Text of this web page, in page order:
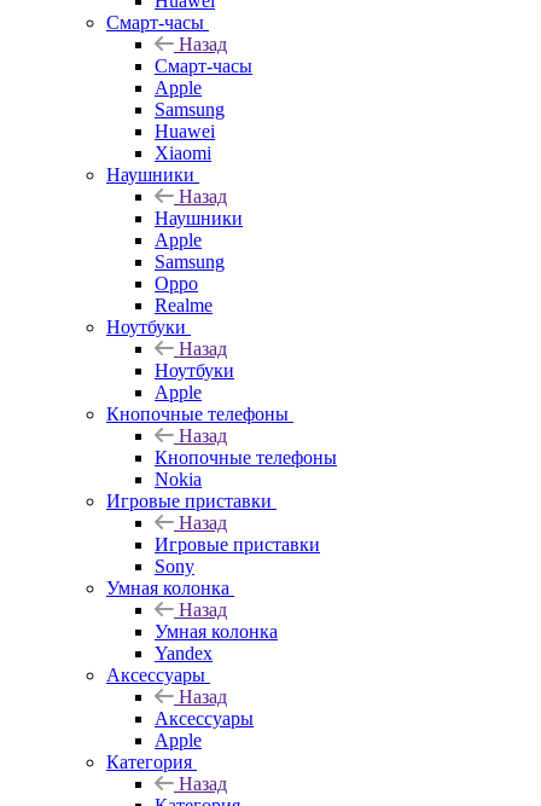
Смарт-часы
Назад
Смарт-часы
Apple
Samsung
Huawei
Xiaomi
Наушники
Назад
Наушники
Apple
Samsung
Oppo
Realme
Ноутбуки
Назад
Ноутбуки
Apple
Кнопочные телефоны
Назад
Кнопочные телефоны
Nokia
Игровые приставки
Назад
Игровые приставки
Sony
Умная колонка
Назад
Умная колонка
Yandex
Аксессуары
Назад
Аксессуары
Apple
Категория
Назад